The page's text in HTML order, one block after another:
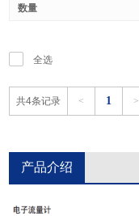
全选
共4条记录 < 1 >
产品介绍